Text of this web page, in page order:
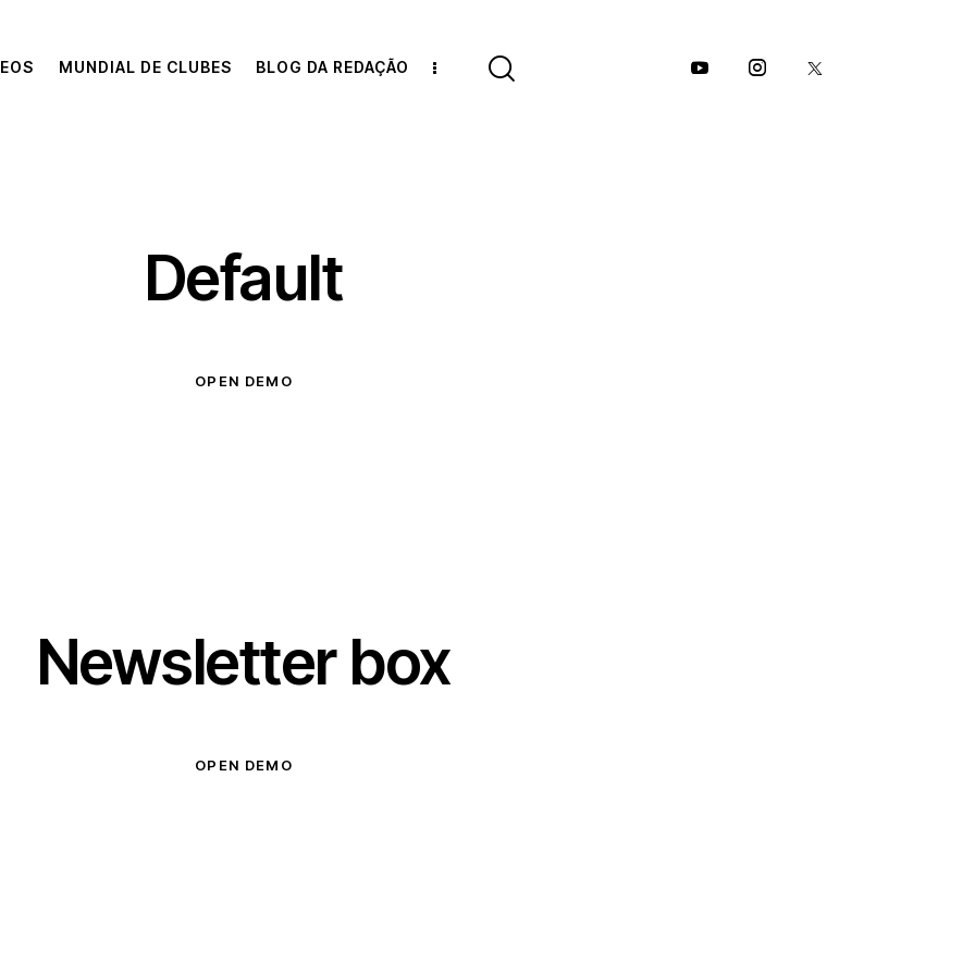
MUNDIAL DE CLUBES BLOG DA REDAÇÃO
Default
OPEN DEMO
Newsletter box
OPEN DEMO